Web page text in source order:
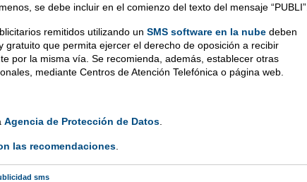
se debe incluir en el comienzo del texto del mensaje “PUBLI”.
remitidos utilizando un SMS software en la nube deben
gratuito que permita ejercer el derecho de oposición a recibir
por la misma vía. Se recomienda, además, establecer otras
mediante Centros de Atención Telefónica o página web.
Agencia de Protección de Datos
las recomendaciones
sms